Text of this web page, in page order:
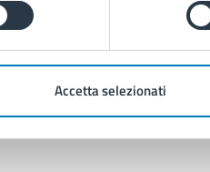
Accetta selezionati